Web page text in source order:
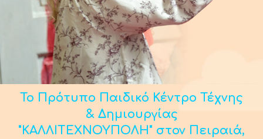
Το Πρότυπο Παιδικό Κέντρο Τέχνης
& Δημιουργίας
"ΚΑΛΛΙΤΕΧΝΟΥΠΟΛΗ" στον Πειραιά,